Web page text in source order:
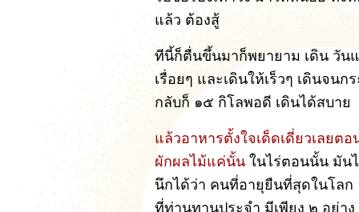
แล้ว ต้องสู้
ทีนี้ก็ตื่นขึ้นมาก็พยายาม เดิน วัน
เรื่อยๆ และเดินให้เร็วๆ เดินจน
กลับก็ ๑๕ กิโลพอดี เดินได้สบาย
แล้วอาหารตั้งใจเด็ดเดี่ยวเลยต
ผักผลไม้แค่นั้น ในไร่ตอนนั้น มัน
นึกได้ว่า คนที่อายุยืนที่สุดในโลก
ที่ท่านทานประจำ มีเพียง ๒ อย่า